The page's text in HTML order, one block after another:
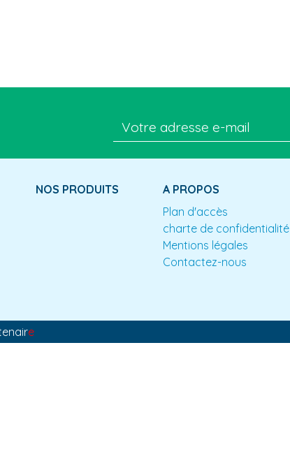
NOS PRODUITS
A PROPOS
Plan d'accès
charte de confidentialité
Mentions légales
Contactez-nous
e